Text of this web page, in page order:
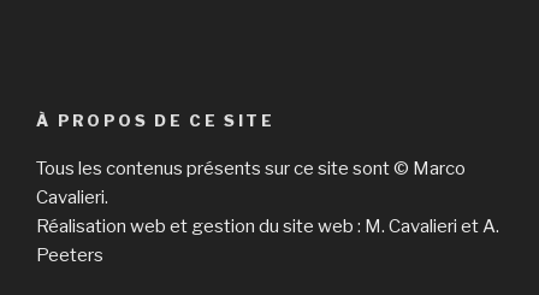
À PROPOS DE CE SITE
Tous les contenus présents sur ce site sont © Marco
Cavalieri.
Réalisation web et gestion du site web : M. Cavalieri et A.
Peeters